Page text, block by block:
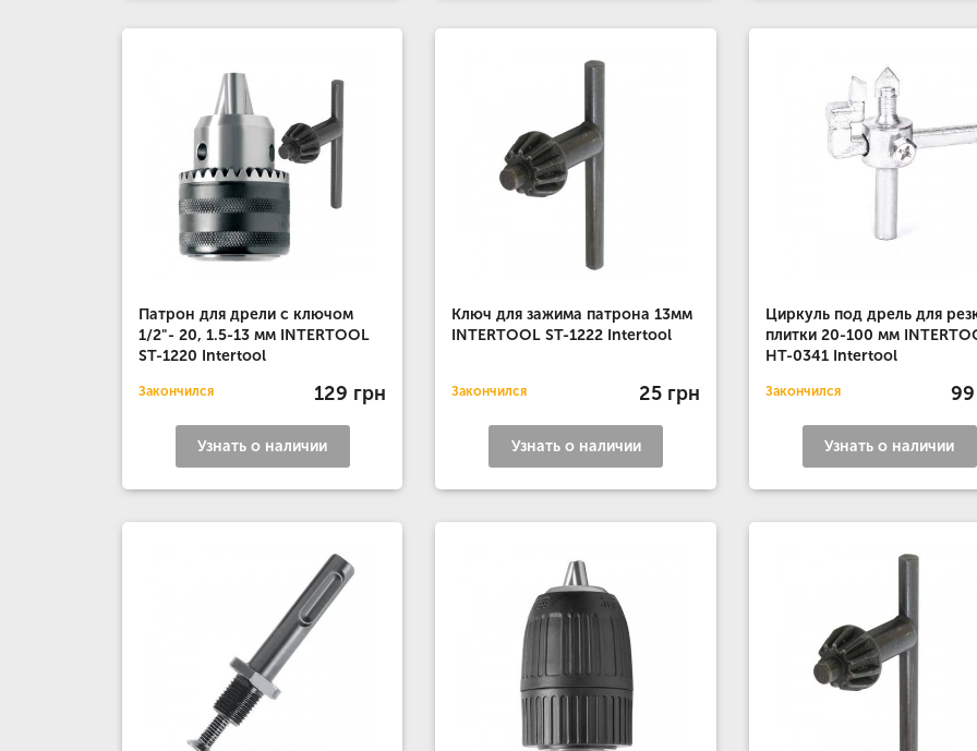
Патрон для дрели с ключом
1/2"- 20, 1.5-13 мм INTERTOOL
ST-1220 Intertool
Закончился 129 грн
Узнать о наличии
Ключ для зажима патрона 13мм
INTERTOOL ST-1222 Intertool
Закончился 25 грн
Узнать о наличии
Циркуль под дрель для
плитки 20-100 мм
HT-0341 Intertool
Закончился
Узнать о наличии